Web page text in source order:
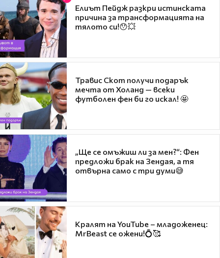
Елиът Пейдж разкри истинската
причина за трансформацията на
тялото си!😯💥
Травис Скот получи подарък
мечта от Холанд — всеки
футболен фен би го искал! 🤩
„Ще се омъжиш ли за мен?“: Фен
предложи брак на Зендая, а тя
отвърна само с три думи😅
Кралят на YouTube – младоженец:
MrBeast се ожени!💍🥰